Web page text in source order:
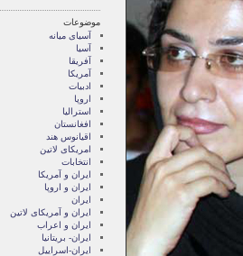
موضوعات
آسيای ميانه
آسیا
آفریقا
آمریکا
ادبیات
اروپا
استرالیا
افغانستان
اقیانوس هند
امریکای لاتین
انتخابات
ايران و آمريکا
ايران و اروپا
ایران
ایران و آمریکای لاتین
ایران و اعراب
ایران- بریتانیا
ایران-اسراییل